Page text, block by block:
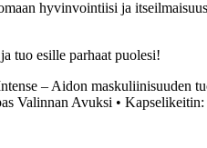
hyvinvointiisi ja
tuo esille parhaat puolesi!
– Aidon maskuliinisuuden
Valinnan Avuksi •